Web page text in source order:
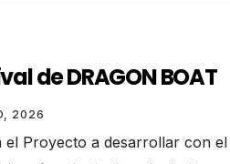
de DRAGON BOAT
2026
el Proyecto a desarrollar con